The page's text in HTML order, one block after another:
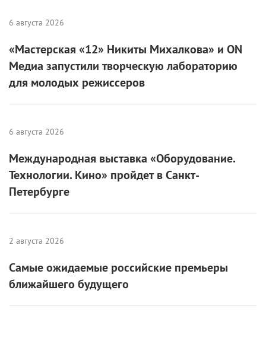
6 августа 2026
«Мастерская «12» Никиты Михалкова» и ON
Медиа запустили творческую лабораторию
для молодых режиссеров
6 августа 2026
Международная выставка «Оборудование.
Технологии. Кино» пройдет в Санкт-
Петербурге
2 августа 2026
Самые ожидаемые российские премьеры
ближайшего будущего